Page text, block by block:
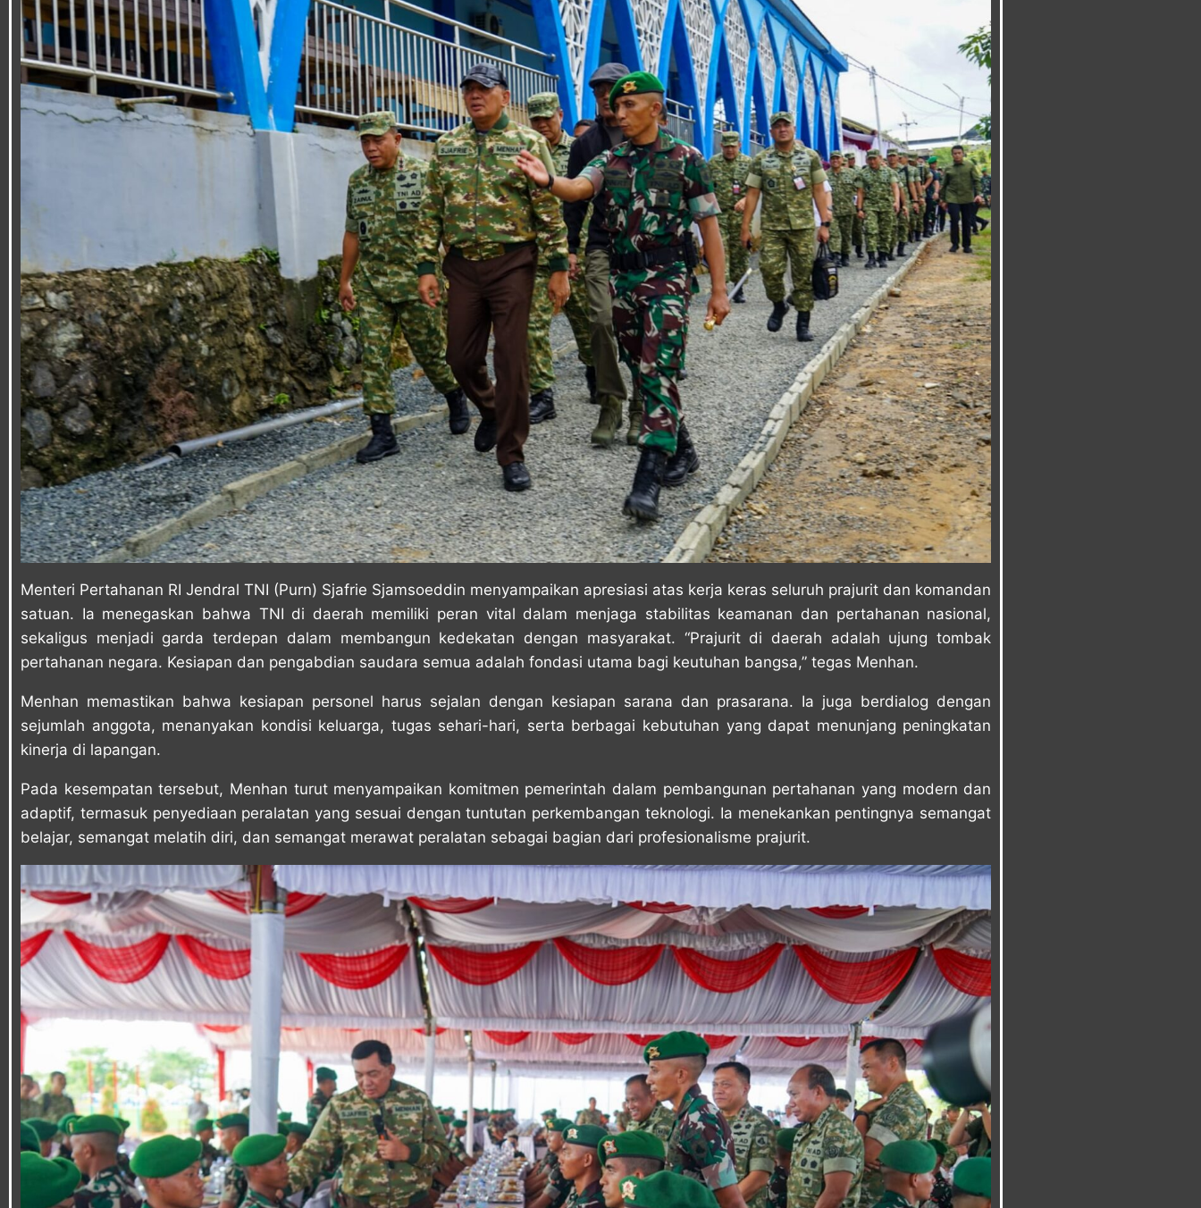
Menteri Pertahanan RI Jendral TNI (Purn) Sjafrie Sjamsoeddin menyampaikan apresiasi atas kerja keras seluruh prajurit dan komandan
satuan. Ia menegaskan bahwa TNI di daerah memiliki peran vital dalam menjaga stabilitas keamanan dan pertahanan nasional,
sekaligus menjadi garda terdepan dalam membangun kedekatan dengan masyarakat. “Prajurit di daerah adalah ujung tombak
pertahanan negara. Kesiapan dan pengabdian saudara semua adalah fondasi utama bagi keutuhan bangsa,” tegas Menhan.
Menhan memastikan bahwa kesiapan personel harus sejalan dengan kesiapan sarana dan prasarana. Ia juga berdialog dengan
sejumlah anggota, menanyakan kondisi keluarga, tugas sehari-hari, serta berbagai kebutuhan yang dapat menunjang peningkatan
kinerja di lapangan.
Pada kesempatan tersebut, Menhan turut menyampaikan komitmen pemerintah dalam pembangunan pertahanan yang modern dan
adaptif, termasuk penyediaan peralatan yang sesuai dengan tuntutan perkembangan teknologi. Ia menekankan pentingnya semangat
belajar, semangat melatih diri, dan semangat merawat peralatan sebagai bagian dari profesionalisme prajurit.